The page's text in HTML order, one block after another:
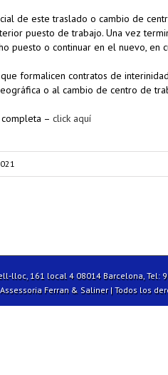
de este traslado o cambio de
puesto de trabajo. Una vez
puesto o continuar en el nuevo, en
formalicen contratos de
o al cambio de centro de
– click aquí
lloc, 161 local 4 08014 Barcelona, Tel:
Ferran & Saliner | Todos los